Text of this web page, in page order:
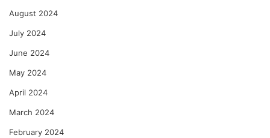
August 2024
July 2024
June 2024
May 2024
April 2024
March 2024
February 2024